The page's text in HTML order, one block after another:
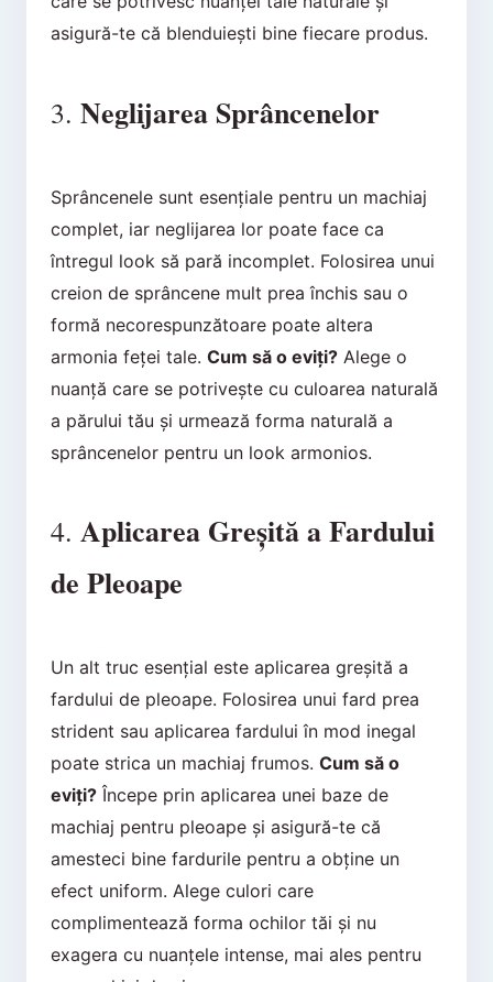
asigură-te că blenduiești bine fiecare produs.
3. Neglijarea Sprâncenelor
Sprâncenele sunt esențiale pentru un machiaj
complet, iar neglijarea lor poate face ca
întregul look să pară incomplet. Folosirea unui
creion de sprâncene mult prea închis sau o
formă necorespunzătoare poate altera
armonia feței tale. Cum să o eviți?Alege o
nuanță care se potrivește cu culoarea naturală
a părului tău și urmează forma naturală a
sprâncenelor pentru un look armonios.
4. Aplicarea Greșită a Fardului
de Pleoape
Un alt truc esențial este aplicarea greșită a
fardului de pleoape. Folosirea unui fard prea
strident sau aplicarea fardului în mod inegal
poate strica un machiaj frumos. Cum să o
eviți?Începe prin aplicarea unei baze de
machiaj pentru pleoape și asigură-te că
amesteci bine fardurile pentru a obține un
efect uniform. Alege culori care
complimentează forma ochilor tăi și nu
exagera cu nuanțele intense, mai ales pentru